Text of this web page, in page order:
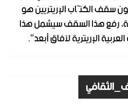
سقف الكتّاب الإريتريين هو
رفع هذا السقف سيشمل هذا
الإريترية لآفاق أبعد”.